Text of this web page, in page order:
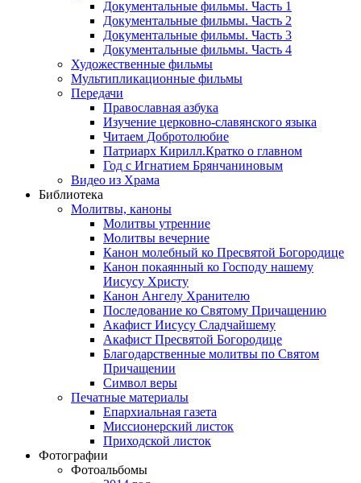
Документальные фильмы. Часть 1
Документальные фильмы. Часть 2
Документальные фильмы. Часть 3
Документальные фильмы. Часть 4
Художественные фильмы
Мультипликационные фильмы
Передачи
Православная азбука
Изучение церковно-славянского языка
Читаем Добротолюбие
Патриарх Кирилл.Кратко о главном
Год с Игнатием Брянчаниновым
Видео из Храма
Библиотека
Молитвы, каноны
Молитвы утренние
Молитвы вечерние
Канон молебный ко Пресвятой Богородице
Канон покаянный ко Господу нашему
Иисусу Христу
Канон Ангелу Хранителю
Последование ко Святому Причащению
Акафист Иисусу Сладчайшему
Акафист Пресвятой Богородице
Благодарственные молитвы по Святом
Причащении
Символ веры
Печатные материалы
Епархиальная газета
Миссионерский листок
Приходской листок
Фотографии
Фотоальбомы